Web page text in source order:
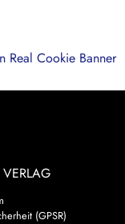
(GPSR)
Real Cookie Banner